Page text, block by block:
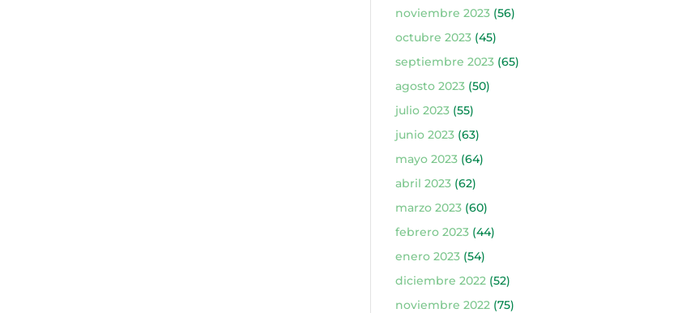
noviembre 2023(56)
octubre 2023(45)
septiembre 2023(65)
agosto 2023(50)
julio 2023(55)
junio 2023(63)
mayo 2023(64)
abril 2023(62)
marzo 2023(60)
febrero 2023(44)
enero 2023(54)
diciembre 2022(52)
noviembre 2022(75)